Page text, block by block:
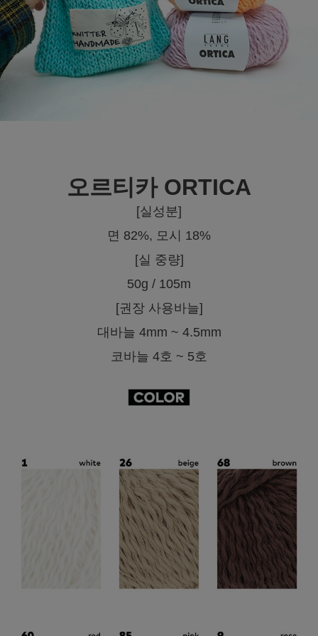
오르티카 ORTICA
[실성분]
면 82%, 모시 18%
[실 중량]
50g / 105m
[권장 사용바늘]
대바늘 4mm ~ 4.5mm
코바늘 4호 ~ 5호